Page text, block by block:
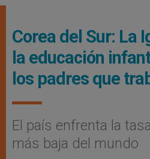
Corea del Sur: La
la educación
los padres que
El país enfrenta la
más baja del mundo